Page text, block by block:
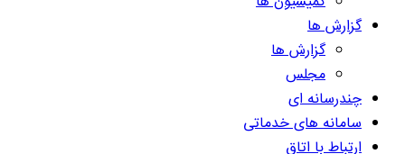
گزارش ها
گزارش ها
مجلس
چندرسانه ای
سامانه های خدماتی
ارتباط با اتاق